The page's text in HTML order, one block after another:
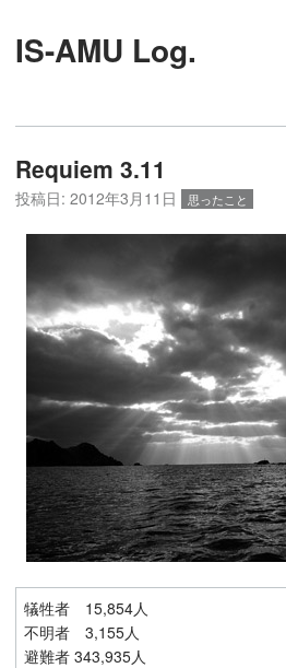
IS-AMU Log.
Requiem 3.11
投稿日: 2012年3月11日 思ったこと
犠牲者 15,854人
不明者 3,155人
避難者 343,935人